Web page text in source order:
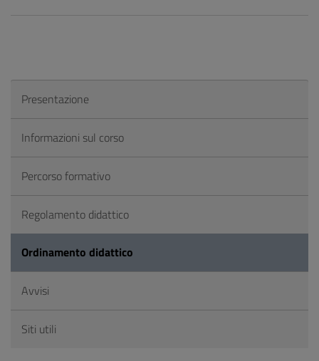
Presentazione
Informazioni sul corso
Percorso formativo
Regolamento didattico
Ordinamento didattico
Avvisi
Siti utili